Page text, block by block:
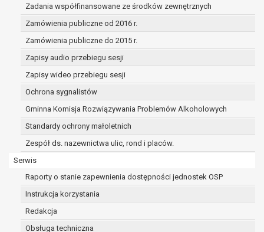
Zadania współfinansowane ze środków zewnętrznych
Zamówienia publiczne od 2016 r.
Zamówienia publiczne do 2015 r.
Zapisy audio przebiegu sesji
Zapisy wideo przebiegu sesji
Ochrona sygnalistów
Gminna Komisja Rozwiązywania Problemów Alkoholowych
Standardy ochrony małoletnich
Zespół ds. nazewnictwa ulic, rond i placów.
Serwis
Raporty o stanie zapewnienia dostępności jednostek OSP
Instrukcja korzystania
Redakcja
Obsługa techniczna
prawo do żądania ograniczenia
przetwarzania danych osobowych na
podstawie art. 18 RODO, w przypadku gdy:
osoba, której dane dotyczą
kwestionuje prawidłowość danych
osobowych – na okres pozwalający
administratorowi sprawdzić
prawidłowość tych danych,
przetwarzanie danych jest niezgodne
z prawem, a osoba, której dane
dotyczą, sprzeciwia się usunięciu
danych, żądając w zamian ich
administrator nie potrzebuje już
danych dla swoich celów, ale osoba,
której dane dotyczą, potrzebuje ich do
roszczeń,